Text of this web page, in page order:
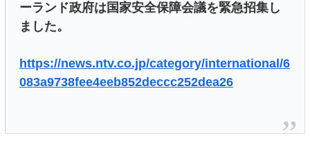
ーランド政府は国家安全保障会議を緊急招集し
ました。
https://news.ntv.co.jp/category/international/6
083a9738fee4eeb852deccc252dea26